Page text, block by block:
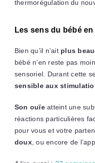
thermorégulation du
Les sens du bébé en
Bien qu’il n’ait plus
bébé n’en reste pas
sensoriel. Durant cette
sensible aux
Son ouïeatteint une
réactions particulières
pour vous et votre
doux, ou encore de